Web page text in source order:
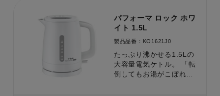
パフォーマ ロック ホワ
イト 1.5L
製品品番：KO1621J0
たっぷり沸かせる1.5Lの
大容量電気ケトル。 「転
倒してもお湯がこぼれに